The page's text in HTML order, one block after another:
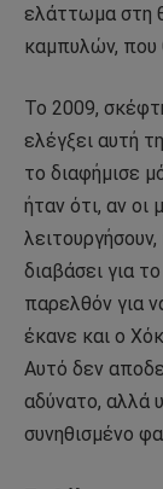
ελάττωμα στη
καμπυλών, που
Το 2009,
ελέγξει αυτή
το διαφήμισε
ήταν ότι, αν οι
διαβάσει για
παρελθόν για
έκανε και ο
Αυτό δεν
αδύνατο, αλλά
συνηθισμένο